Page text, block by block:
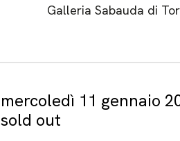
Galleria Sabauda di
mercoledì 11 gennaio
sold out